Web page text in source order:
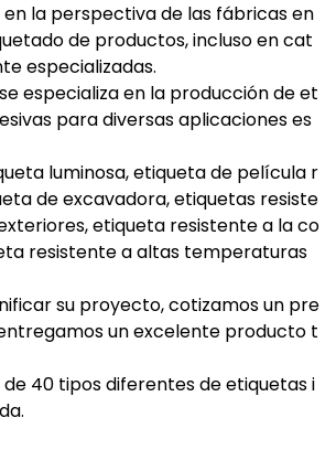
la perspectiva de las fábricas en
de productos, incluso en cat
especializadas.
especializa en la producción de et
para diversas aplicaciones es
luminosa, etiqueta de película r
de excavadora, etiquetas resiste
etiqueta resistente a la co
resistente a altas temperaturas
su proyecto, cotizamos un pre
un excelente producto t
40 tipos diferentes de etiquetas i